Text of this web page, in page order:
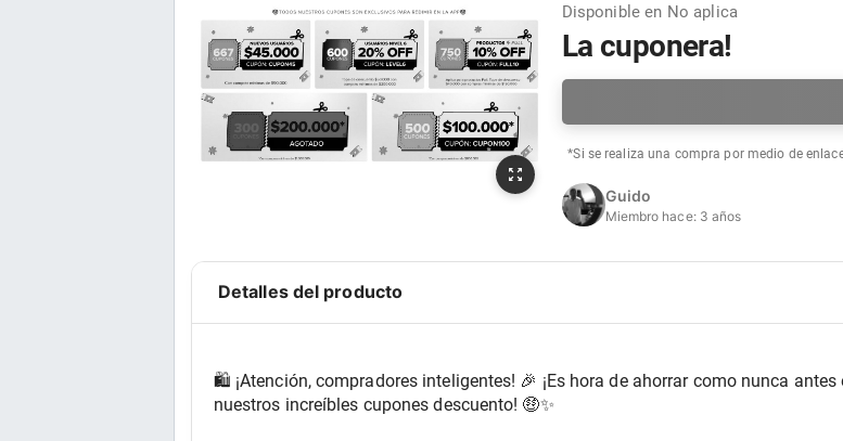
Disponible en No aplica
La cuponera!
*Si se realiza una compra por medio de
Guido
Miembro hace: 3 años
Detalles del producto
🛍️ ¡Atención, compradores inteligentes! 🎉 ¡Es hora de ahorrar como nunca
nuestros increíbles cupones descuento! 🤑✨